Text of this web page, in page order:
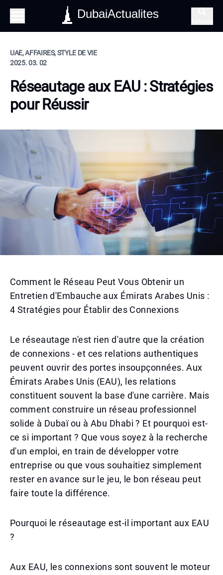
DubaiActualites
UAE, AFFAIRES, STYLE DE VIE
2025. 03. 02
Réseautage aux EAU : Stratégies
pour Réussir
Comment le Réseau Peut Vous Obtenir un
Entretien d'Embauche aux Émirats Arabes Unis :
4 Stratégies pour Établir des Connexions
Le réseautage n'est rien d'autre que la création
de connexions - et ces relations authentiques
peuvent ouvrir des portes insoupçonnées. Aux
Émirats Arabes Unis (EAU), les relations
constituent souvent la base d'une carrière. Mais
comment construire un réseau professionnel
solide à Dubaï ou à Abu Dhabi ? Et pourquoi est-
ce si important ? Que vous soyez à la recherche
d'un emploi, en train de développer votre
entreprise ou que vous souhaitiez simplement
rester en avance sur le jeu, le bon réseau peut
faire toute la différence.
Pourquoi le réseautage est-il important aux EAU
?
Aux EAU, les connexions sont souvent le moteur